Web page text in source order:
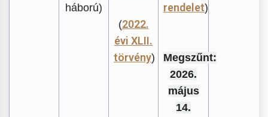
háború)
(2022.
évi XLII.
törvény)
rendelet)
Megszűnt:
2026.
május
14.